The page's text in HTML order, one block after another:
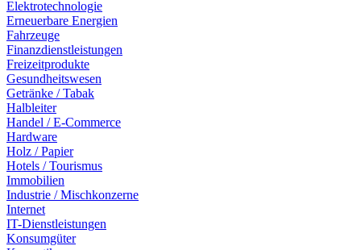
Elektrotechnologie
Erneuerbare Energien
Fahrzeuge
Finanzdienstleistungen
Freizeitprodukte
Gesundheitswesen
Getränke / Tabak
Halbleiter
Handel / E-Commerce
Hardware
Holz / Papier
Hotels / Tourismus
Immobilien
Industrie / Mischkonzerne
Internet
IT-Dienstleistungen
Konsumgüter